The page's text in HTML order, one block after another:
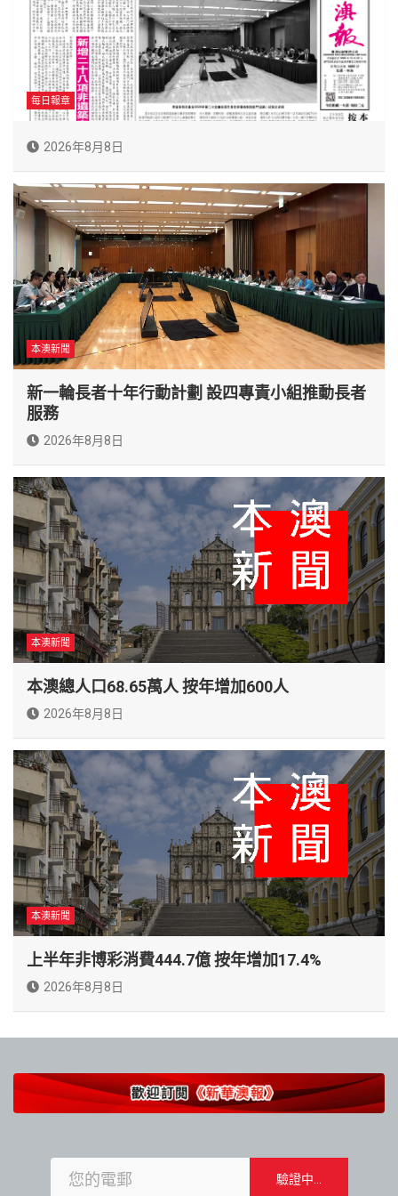
每日報章
2026年8月8日
本澳新聞
新一輪長者十年行動計劃 設四專責小組推動長者
服務
2026年8月8日
本澳新聞
本澳總人口68.65萬人 按年增加600人
2026年8月8日
本澳新聞
上半年非博彩消費444.7億 按年增加17.4%
2026年8月8日